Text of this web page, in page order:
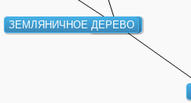
МАКВИС
ЗЕМЛЯНИЧНОЕ ДЕРЕВО